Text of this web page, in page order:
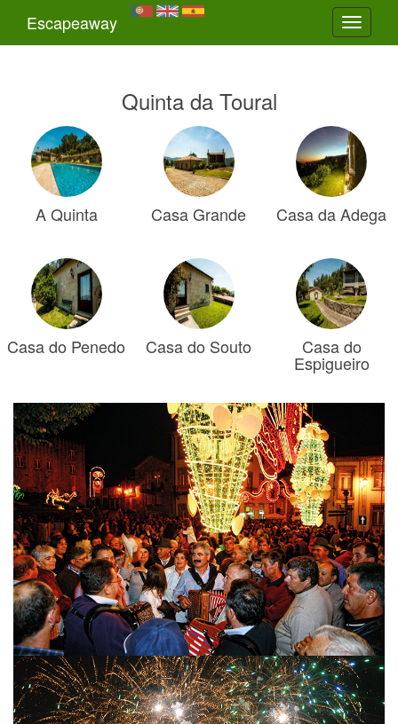
Toggle
Escapeaway
Quinta da Toural
A Quinta Casa Grande Casa da Adega
Casa do Penedo Casa do Souto Casa do
Espigueiro